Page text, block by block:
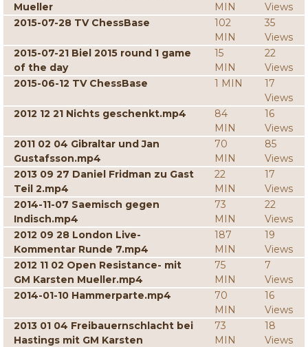
Mueller
MIN
Views
2015-07-28 TV ChessBase
102
MIN
35
Views
2015-07-21 Biel 2015 round 1 game
of the day
15
MIN
22
Views
2015-06-12 TV ChessBase
1 MIN
17
Views
2012 12 21 Nichts geschenkt.mp4
84
MIN
16
Views
2011 02 04 Gibraltar und Jan
Gustafsson.mp4
70
MIN
85
Views
2013 09 27 Daniel Fridman zu Gast
Teil 2.mp4
22
MIN
17
Views
2014-11-07 Saemisch gegen
Indisch.mp4
73
MIN
22
Views
2012 09 28 London Live-
Kommentar Runde 7.mp4
187
MIN
19
Views
2012 11 02 Open Resistance- mit
GM Karsten Mueller.mp4
75
MIN
7
Views
2014-01-10 Hammerparte.mp4
70
MIN
16
Views
2013 01 04 Freibauernschlacht bei
Hastings mit GM Karsten
73
MIN
18
Views